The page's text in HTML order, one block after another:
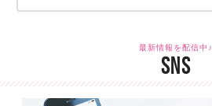
最新情報を配信中♪
SNS